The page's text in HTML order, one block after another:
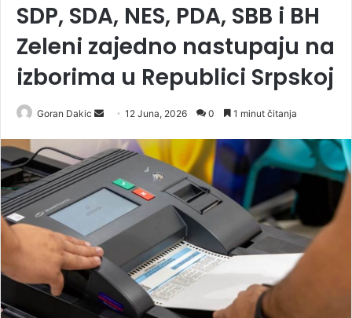
SDP, SDA, NES, PDA, SBB i BH
Zeleni zajedno nastupaju na
izborima u Republici Srpskoj
Goran Dakic
n
d
a
e
m
i
l
12 Juna, 2026 0 1 minut čitanja